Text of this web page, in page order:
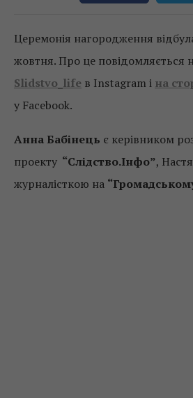
Церемонія нагородження
жовтня. Про це повідомляється
Slidstvo_life в Instagram і на
у Facebook.
Анна Бабінець є керівником
проекту “Слідство.Інфо”,
журналісткою на